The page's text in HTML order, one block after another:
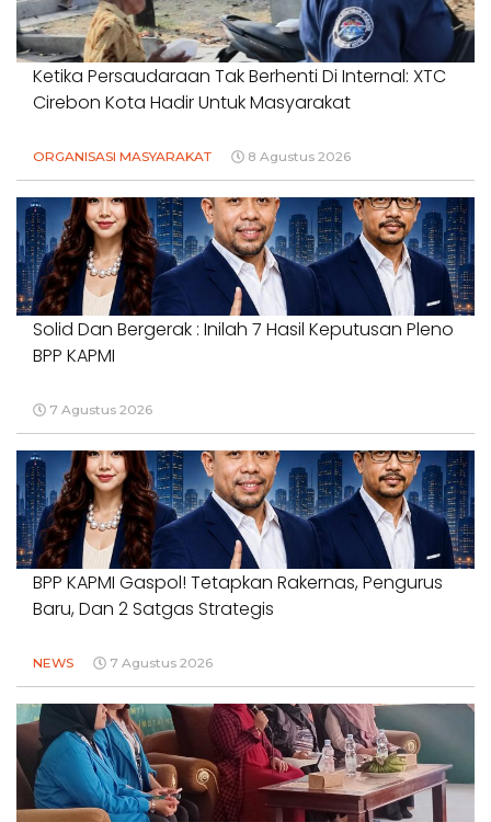
Ketika Persaudaraan Tak Berhenti Di Internal: XTC
Cirebon Kota Hadir Untuk Masyarakat
ORGANISASI MASYARAKAT 8 Agustus 2026
Solid Dan Bergerak : Inilah 7 Hasil Keputusan Pleno
BPP KAPMI
7 Agustus 2026
BPP KAPMI Gaspol! Tetapkan Rakernas, Pengurus
Baru, Dan 2 Satgas Strategis
NEWS 7 Agustus 2026